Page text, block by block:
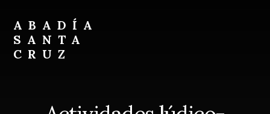
content
footer
ABADÍA
SANTA
CRUZ